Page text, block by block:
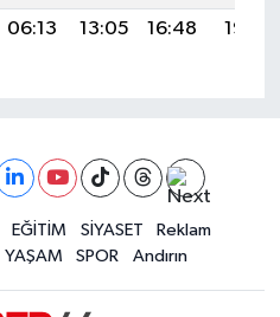
06:13 13:05 16:48 19:47
EĞİTİM SİYASET
Reklam
YAŞAM SPOR Andırın